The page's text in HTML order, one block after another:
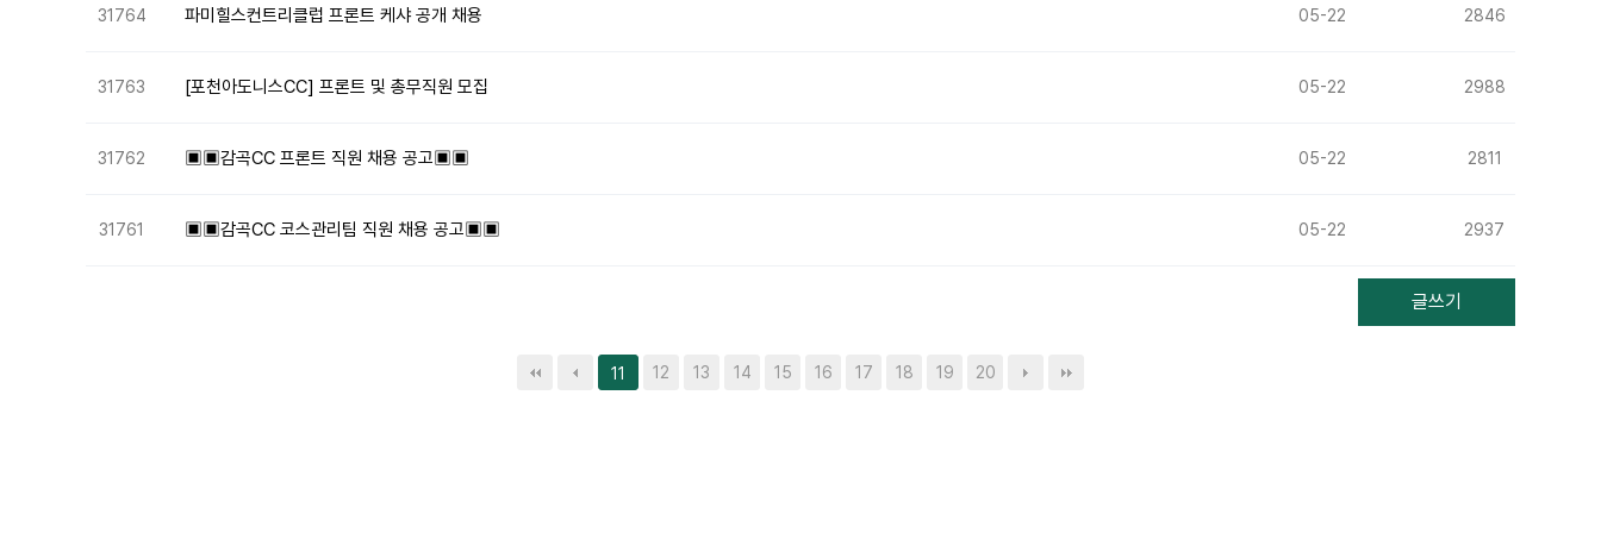
31764 파미힐스컨트리클럽 프론트 케샤 공개 채용 05-22 2846
31763 [포천아도니스CC] 프론트 및 총무직원 모집 05-22 2988
31762 ▣▣감곡CC 프론트 직원 채용 공고▣▣ 05-22 2811
31761 ▣▣감곡CC 코스관리팀 직원 채용 공고▣▣ 05-22 2937
글쓰기
11 12 13 14 15 16 17 18 19 20